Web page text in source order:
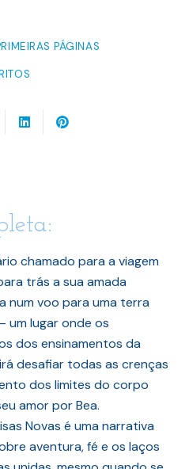
PÁGINAS
chamado para a viagem
trás a sua amada
num voo para uma terra
um lugar onde os
dos ensinamentos da
desafiar todas as crenças
dos limites do corpo
amor por Bea.
Novas é uma narrativa
aventura, fé e os laços